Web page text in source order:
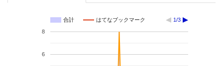
合計 はてなブックマーク 1/3
6
8